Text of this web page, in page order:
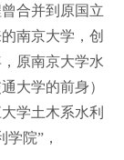
合并到原国立
南京大学，创
原南京大学水
大学的前身）
学土木系水利
院”，